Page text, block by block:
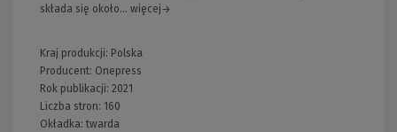
składa się około... więcej→
Kraj produkcji: Polska
Producent: Onepress
Rok publikacji: 2021
Liczba stron: 160
Okładka:twarda